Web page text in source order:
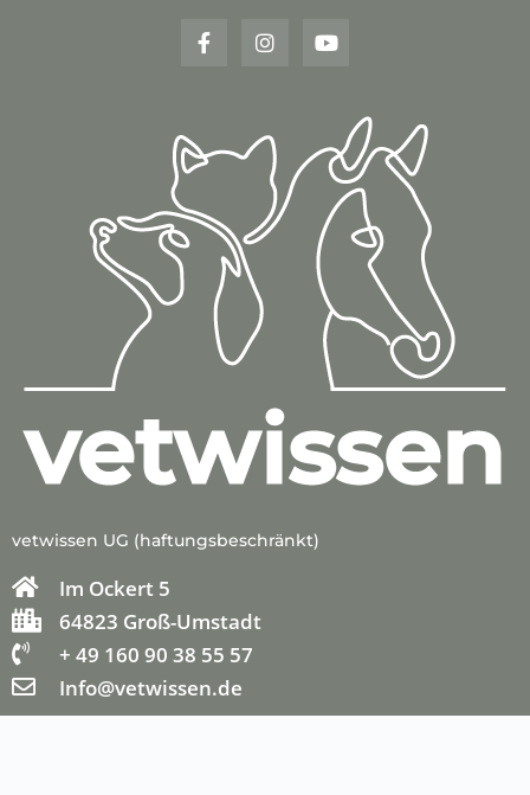
vetwissen UG (haftungsbeschränkt)
Im Ockert 5
64823 Groß-Umstadt
+ 49 160 90 38 55 57
Info@vetwissen.de